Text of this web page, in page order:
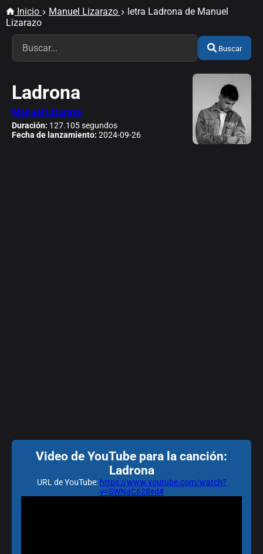
Inicio Manuel Lizarazo
letra Ladrona de Manuel
Lizarazo
Buscar
Ladrona
Manuel Lizarazo
Duración: 127.105 segundos
Fecha de lanzamiento: 2024-09-26
Video de YouTube para la canción:
Ladrona
URL de YouTube: https://www.youtube.com/watch?
v=SWNaC628sd4